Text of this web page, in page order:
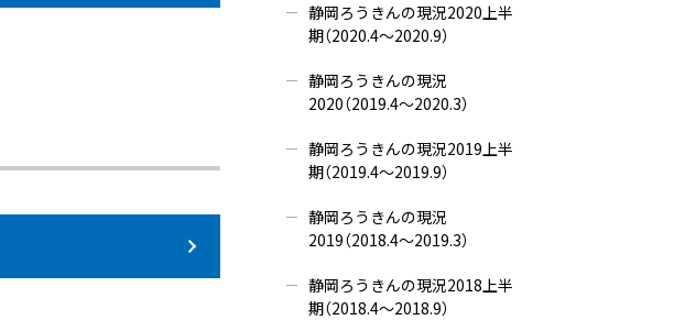
静岡ろうきんの現況2020上半
期（2020.4～2020.9）
静岡ろうきんの現況
2020（2019.4～2020.3）
静岡ろうきんの現況2019上半
期（2019.4～2019.9）
静岡ろうきんの現況
2019（2018.4～2019.3）
静岡ろうきんの現況2018上半
期（2018.4～2018.9）